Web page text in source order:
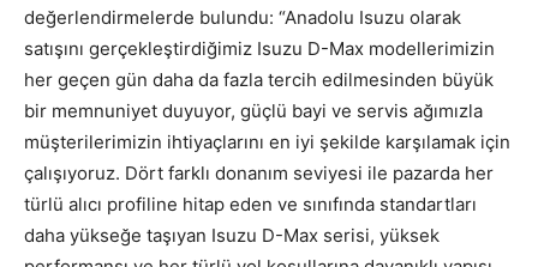
değerlendirmelerde bulundu: “Anadolu Isuzu olarak
satışını gerçekleştirdiğimiz Isuzu D-Max modellerimizin
her geçen gün daha da fazla tercih edilmesinden büyük
bir memnuniyet duyuyor, güçlü bayi ve servis ağımızla
müşterilerimizin ihtiyaçlarını en iyi şekilde karşılamak için
çalışıyoruz. Dört farklı donanım seviyesi ile pazarda her
türlü alıcı profiline hitap eden ve sınıfında standartları
daha yükseğe taşıyan Isuzu D-Max serisi, yüksek